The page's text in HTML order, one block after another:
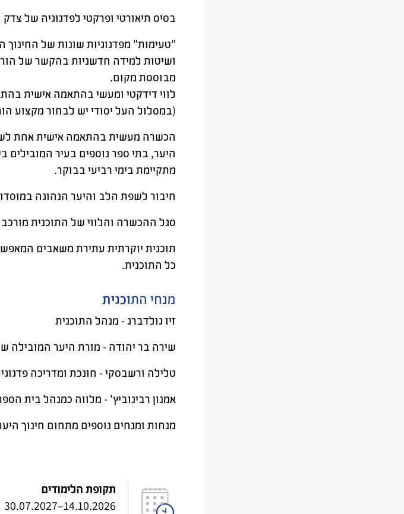
בסיס תיאורטי ופרקטי לפדגוגיה של
"טעימות" מפדגוגיות שונות של החינוך
ושיטות למידה חדשניות בהקשר של
מבוססת מקום.
לווי דידקטי ומעשי בהתאמה אישית
(במסלול העל יסודי יש לבחור מקצוע
היער, בתי ספר נוספים בעיר
מתקיימת בימי רביעי בבוקר.
חיבור לשפת הלב והיער הנהוגה
סגל ההכשרה והלווי של התוכנית
תוכנית יוקרתית עתירת משאבים
כל התוכנית.
מנחי התוכנית
זיו גולדברג - מנהל התוכנית
שירה בר יהודה - מורת היער המובילה
טלילה ורשבסקי - חונכת ומדריכה
אמנון רבינוביץ' - מלווה כמנהל בית
מנחות ומנחים נוספים מתחום חינוך
תקופת הלימודים
14.10.2026–30.07.2027